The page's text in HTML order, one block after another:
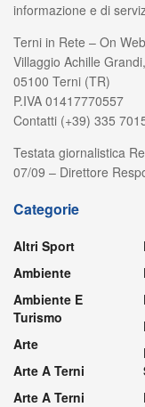
informazione e di
Terni in Rete – On Web
Villaggio Achille
05100 Terni (TR)
P.IVA 01417770557
Contatti (+39) 335
Testata giornalistica
07/09 – Direttore
Categorie
Altri Sport
Ambiente
Ambiente E
Turismo
Arte
Arte A Terni
Arte A Terni